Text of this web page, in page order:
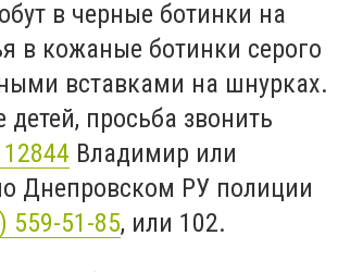
в черные ботинки на
в кожаные ботинки серого
вставками на шнурках.
детей, просьба звонить
Владимир или
Днепровском РУ полиции
559-51-85, или 102.